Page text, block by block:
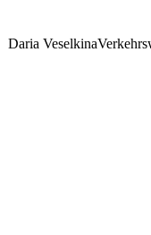
Daria Veselkina